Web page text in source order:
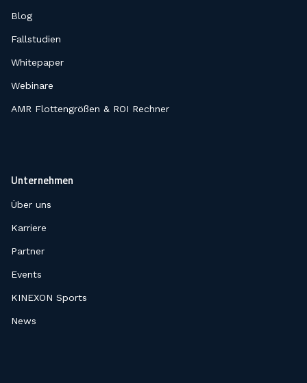
Blog
Fallstudien
Whitepaper
Webinare
AMR Flottengrößen & ROI Rechner
Unternehmen
Über uns
Karriere
Partner
Events
KINEXON Sports
News